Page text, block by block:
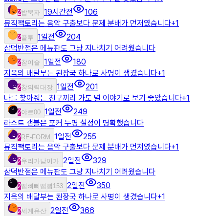
2밥묵자 19시간전
106
뮤직팩토리는 음악 구출보다 문제 분배가 먼저였습니다+1
2플투 1일전
204
삼덕반점은 메뉴판도 그냥 지나치기 어려웠습니다
2참이슬 1일전
180
지옥의 배달부는 된장국 하나로 사명이 생겼습니다+1
2창의력대장 1일전
201
나를 찾아줘는 친구끼리 가도 별 이야기로 보기 좋았습니다+1
2야르00 1일전
249
라스트 갬블은 포커 누명 설정이 명확했습니다
2RE-FORM 1일전
255
뮤직팩토리는 음악 구출보다 문제 분배가 먼저였습니다+1
2우리가남이가 2일전
329
삼덕반점은 메뉴판도 그냥 지나치기 어려웠습니다
2삡삐삐삡삡153 2일전
350
지옥의 배달부는 된장국 하나로 사명이 생겼습니다+1
2세계유산 2일전
366